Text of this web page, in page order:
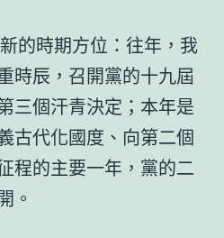
的時期方位：往年，我
時辰，召開黨的十九屆
三個汗青決定；本年是
古代化國度、向第二個
程的主要一年，黨的二
。